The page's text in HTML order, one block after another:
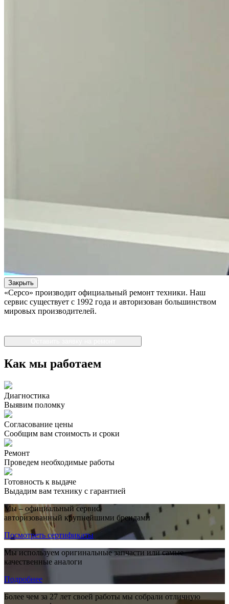
Закрыть
«Серсо» производит официальный ремонт техники. Наш
сервис существует с 1992 года и авторизован большинством
мировых производителей.
Как мы работаем
Диагностика
Выявим поломку
Согласование цены
Сообщим вам стоимость и сроки
Ремонт
Проведем необходимые работы
Готовность к выдаче
Выдадим вам технику с гарантией
Мы – официальный сервис,
авторизованный крупнейшими брендами
Посмотреть сертификаты
Мы используем оригинальные запчасти или самые
качественные аналоги
Подробнее
Более чем за 27 лет своей работы мы собрали отличную